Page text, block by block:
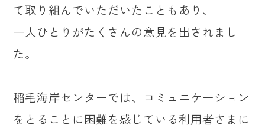
て取り組んでいただいたこともあり、
一人ひとりがたくさんの意見を出されまし
た。
稲毛海岸センターでは、コミュニケーション
をとることに困難を感じている利用者さまに